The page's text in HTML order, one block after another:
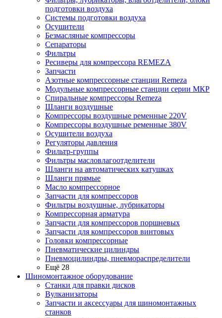
подготовки воздуха
Системы подготовки воздуха
Осушители
Безмасляные компрессоры
Сепараторы
Фильтры
Ресиверы для компрессора REMEZA
Запчасти
Азотные компрессорные станции Remeza
Модульные компрессорные станции серии МКР
Спиральные компрессоры Remeza
Шланги воздушные
Компрессоры воздушные ременные 220V
Компрессоры воздушные ременные 380V
Осушители воздуха
Регуляторы давления
Фильтр-группы
Фильтры масловлагоотделители
Шланги на автоматических катушках
Шланги прямые
Масло компрессорное
Запчасти для компрессоров
Фильтры воздушные, лубрикаторы
Компрессорная арматура
Запчасти для компрессоров поршневых
Запчасти для компрессоров винтовых
Головки компрессорные
Пневматические цилиндры
Пневмоцилиндры, пневмораспределители
Ещё 28
Шиномонтажное оборудование
Станки для правки дисков
Вулканизаторы
Запчасти и аксессуары для шиномонтажных
станков